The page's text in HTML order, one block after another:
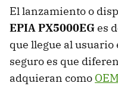
El lanzamiento o
EPIA PX5000EGes
que llegue al
seguro es que
adquieran como OEM